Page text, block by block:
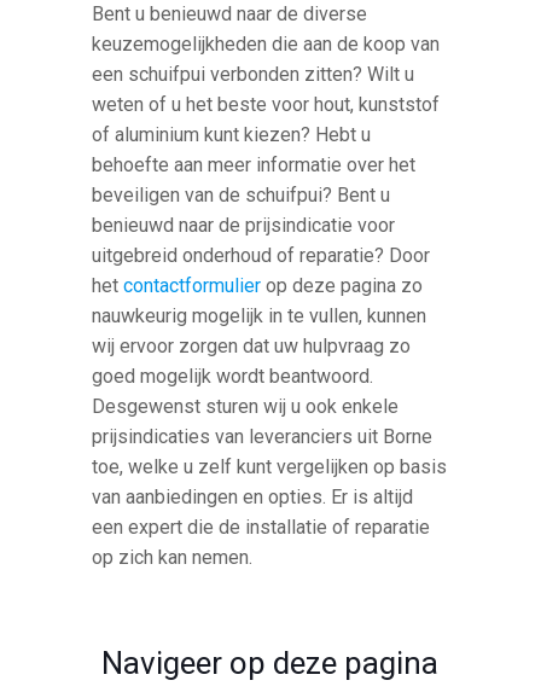
Bent u benieuwd naar de diverse
keuzemogelijkheden die aan de koop van
een schuifpui verbonden zitten? Wilt u
weten of u het beste voor hout, kunststof
of aluminium kunt kiezen? Hebt u
behoefte aan meer informatie over het
beveiligen van de schuifpui? Bent u
benieuwd naar de prijsindicatie voor
uitgebreid onderhoud of reparatie? Door
hetcontactformulier op deze pagina zo
nauwkeurig mogelijk in te vullen, kunnen
wij ervoor zorgen dat uw hulpvraag zo
goed mogelijk wordt beantwoord.
Desgewenst sturen wij u ook enkele
prijsindicaties van leveranciers uit Borne
toe, welke u zelf kunt vergelijken op basis
van aanbiedingen en opties. Er is altijd
een expert die de installatie of reparatie
op zich kan nemen.
Navigeer op deze pagina